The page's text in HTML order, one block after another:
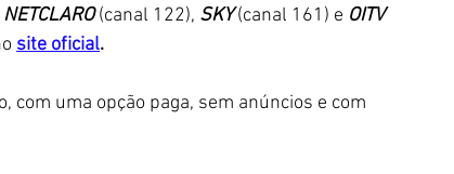
NETCLARO (canal 122), SKY (canal 161) e OITV
site oficial.
com uma opção paga, sem anúncios e com